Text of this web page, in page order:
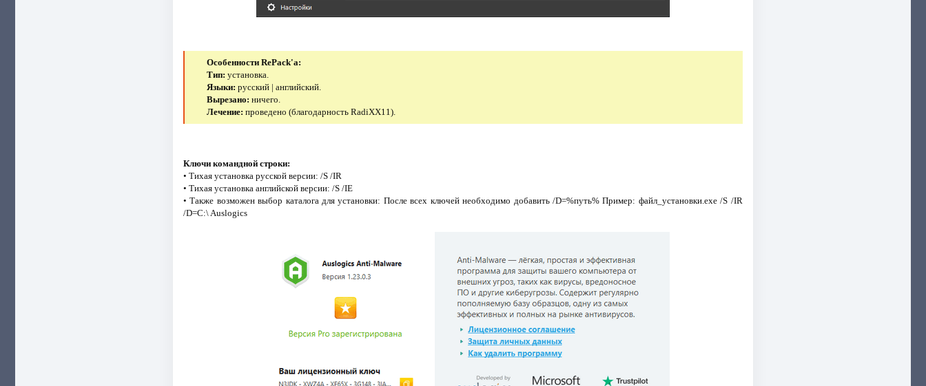
Особенности RePack'a:
Тип: установка.
Языки: русский | английский.
Вырезано: ничего.
Лечение: проведено (благодарность RadiXX11).
Ключи командной строки:
• Тихая установка русской версии: /S /IR
• Тихая установка английской версии: /S /IE
• Также возможен выбор каталога для установки: После всех ключей необходимо добавить /D=%путь% Пример: файл_установки.exe /S /IR
/D=C:\ Auslogics